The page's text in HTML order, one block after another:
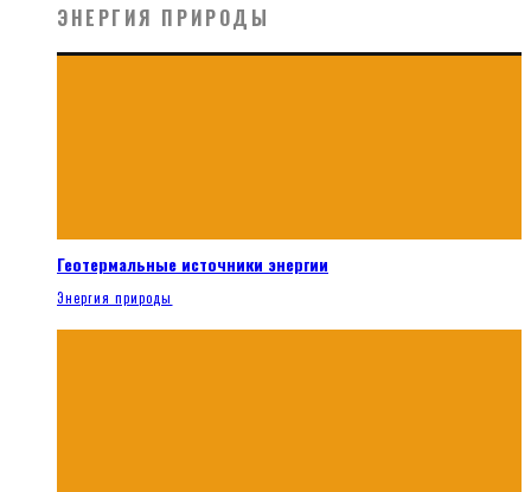
ЭНЕРГИЯ ПРИРОДЫ
Геотермальные источники энергии
Энергия природы